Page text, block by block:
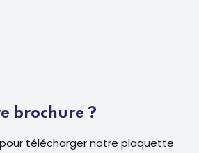
brochure ?
télécharger notre plaquette